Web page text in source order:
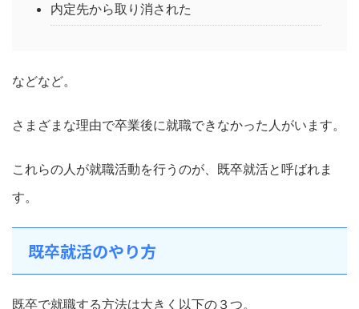
内定先から取り消された
などなど。
さまざまな理由で卒業後に就職できなかった人がいます。
これらの人が就職活動を行うのが、既卒就活と呼ばれま
す。
既卒就活のやり方
既卒で就職する方法は大きく以下の３つ。